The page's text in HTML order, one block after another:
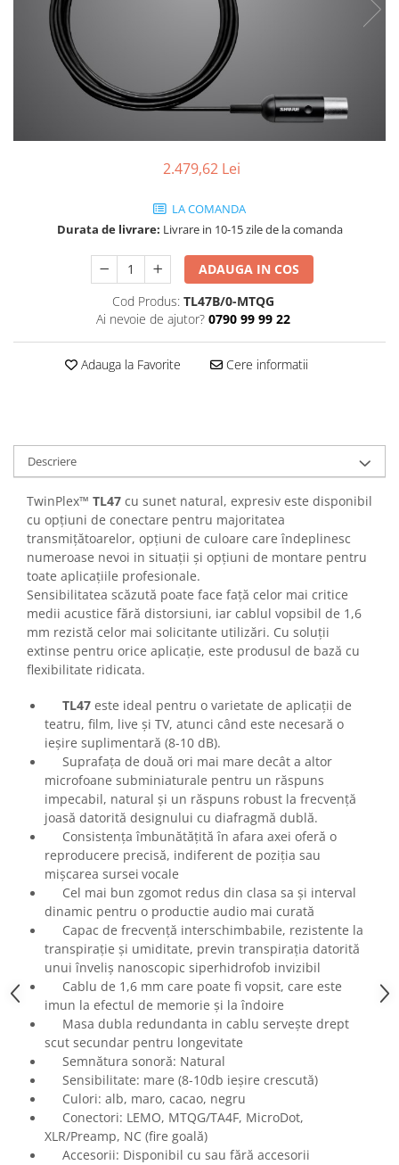
Accesorii Generale
Accesorii pentru boxe
Accesorii pt. Cabluri
Cabluri Audio cu Conectori
Cabluri la metru
Conectori Audio
Casti fara fir
DI Box
Interfete audio
Microfoane
Accesorii pentru Microfoane
Headset-uri si lavaliere
Microfoane cu fir pentru live
Microfoane de captura
Microfoane pentru instrumente
Seturi de microfoane
Sisteme wireless
Mixere
Accesorii mixere
Mixere analogice
Mixere digitale
Mixere pentru DJ
Monitorizare In-Ear
Stative pentru Boxe
Stative pentru Microfoane
Moving head-uri – Spot
Proiectoare Lumini
Ventilatoare
2.479,62 Lei
LA COMANDA
Durata de livrare: Livrare in 10-15 zile de la comanda
ADAUGA IN COS
Cod Produs: TL47B/0-MTQG
Ai nevoie de ajutor? 0790 99 99 22
Adauga la Favorite Cere informatii
Descriere
TwinPlex™ TL47 cu sunet natural, expresiv este disponibil
cu opțiuni de conectare pentru majoritatea
transmițătoarelor, opțiuni de culoare care îndeplinesc
numeroase nevoi in situații și opțiuni de montare pentru
toate aplicațiile profesionale.
Sensibilitatea scăzută poate face față celor mai critice
medii acustice fără distorsiuni, iar cablul vopsibil de 1,6
mm rezistă celor mai solicitante utilizări. Cu soluții
extinse pentru orice aplicație, este produsul de bază cu
flexibilitate ridicata.
TL47 este ideal pentru o varietate de aplicații de
teatru, film, live și TV, atunci când este necesară o
ieșire suplimentară (8-10 dB).
Suprafața de două ori mai mare decât a altor
microfoane subminiaturale pentru un răspuns
impecabil, natural și un răspuns robust la frecvență
joasă datorită designului cu diafragmă dublă.
Consistența îmbunătățită în afara axei oferă o
reproducere precisă, indiferent de poziția sau
mișcarea sursei vocale
Cel mai bun zgomot redus din clasa sa și interval
dinamic pentru o productie audio mai curată
Capac de frecvență interschimbabile, rezistente la
transpirație și umiditate, previn transpirația datorită
unui înveliș nanoscopic siperhidrofob invizibil
Cablu de 1,6 mm care poate fi vopsit, care este
imun la efectul de memorie și la îndoire
Masa dubla redundanta in cablu servește drept
scut secundar pentru longevitate
Semnătura sonoră: Natural
Sensibilitate: mare (8-10db ieșire crescută)
Culori: alb, maro, cacao, negru
Conectori: LEMO, MTQG/TA4F, MicroDot,
XLR/Preamp, NC (fire goală)
Accesorii: Disponibil cu sau fără accesorii